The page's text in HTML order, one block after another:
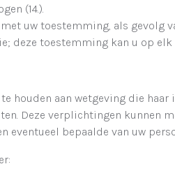
(14.).
uw toestemming, als gevolg
deze toestemming kan u op
houden aan wetgeving die
Deze verplichtingen kunnen
eventueel bepaalde van uw